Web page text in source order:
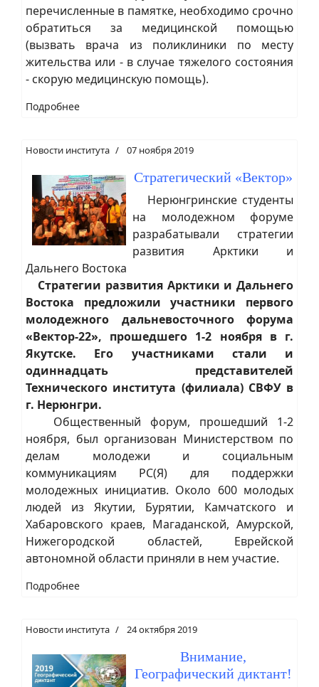
перечисленные в памятке, необходимо срочно
обратиться за медицинской помощью
(вызвать врача из поликлиники по месту
жительства или - в случае тяжелого состояния
- скорую медицинскую помощь).
Подробнее
Новости института 07 ноября 2019
Стратегический «Вектор»
Нерюнгринские студенты
на молодежном форуме
разрабатывали стратегии
развития Арктики и
Дальнего Востока
Стратегии развития Арктики и Дальнего
Востока предложили участники первого
молодежного дальневосточного форума
«Вектор-22», прошедшего 1-2 ноября в г.
Якутске. Его участниками стали и
одиннадцать представителей
Технического института (филиала) СВФУ в
г. Нерюнгри.
Общественный форум, прошедший 1-2
ноября, был организован Министерством по
делам молодежи и социальным
коммуникациям РС(Я) для поддержки
молодежных инициатив. Около 600 молодых
людей из Якутии, Бурятии, Камчатского и
Хабаровского краев, Магаданской, Амурской,
Нижегородской областей, Еврейской
автономной области приняли в нем участие.
Подробнее
Новости института 24 октября 2019
Внимание,
Географический диктант!